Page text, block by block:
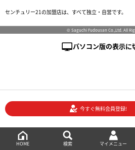
センチュリー21の加盟店は、すべて独立・自営です。
© Saguchi Fudousan Co.,Ltd. All
パソコン版の表示に
HOME 検索 マイメニュー
今すぐ無料会員登録!
絞り込み検索
メニュー
ご相談・お問い合わせ